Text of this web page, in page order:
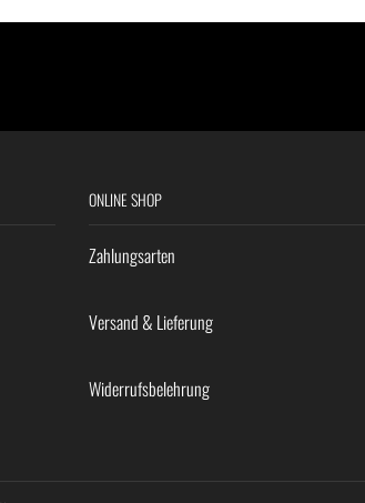
ONLINE SHOP
Zahlungsarten
Versand & Lieferung
Widerrufsbelehrung